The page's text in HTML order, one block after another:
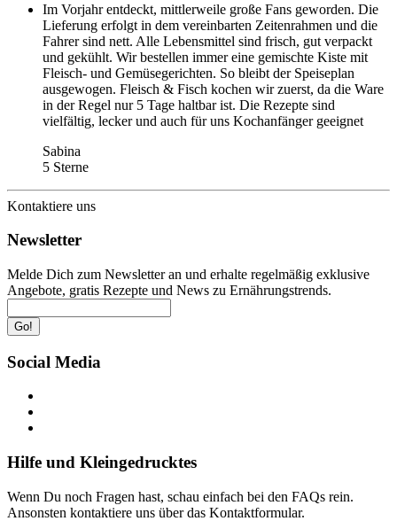
Im Vorjahr entdeckt, mittlerweile große Fans geworden. Die
Lieferung erfolgt in dem vereinbarten Zeitenrahmen und die
Fahrer sind nett. Alle Lebensmittel sind frisch, gut verpackt
und gekühlt. Wir bestellen immer eine gemischte Kiste mit
Fleisch- und Gemüsegerichten. So bleibt der Speiseplan
ausgewogen. Fleisch & Fisch kochen wir zuerst, da die Ware
in der Regel nur 5 Tage haltbar ist. Die Rezepte sind
vielfältig, lecker und auch für uns Kochanfänger geeignet
Sabina
5 Sterne
Kontaktiere uns
Newsletter
Melde Dich zum Newsletter an und erhalte regelmäßig exklusive
Angebote, gratis Rezepte und News zu Ernährungstrends.
Go!
Social Media
Hilfe und Kleingedrucktes
Wenn Du noch Fragen hast, schau einfach bei den FAQs rein.
Ansonsten kontaktiere uns über das Kontaktformular.